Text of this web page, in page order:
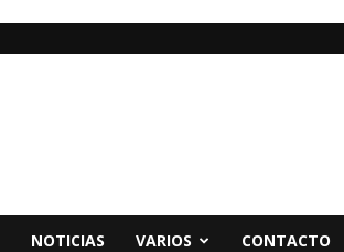
NOTICIAS VARIOS CONTACTO